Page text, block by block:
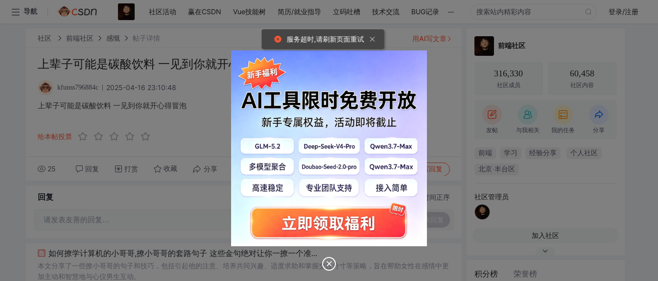
导航 社区活动 赢在CSDN Vue技能树 简历/就业指导 立码吐槽 技术交流 BUG记录 ... 登录/注册
社区 前端社区 感慨 帖子详情
上辈子可能是碳酸饮料 一见到你就开心得冒泡
kfunss796884c 2025-04-16 23:10:48
上辈子可能是碳酸饮料 一见到你就开心得冒泡
给本帖投票
25 回复 打赏 收藏 分享 转发到动态 举报 写回复
用AI写文章
回复 切换为时间正序
请发表友善的回复…
如何撩学计算机的小哥哥,撩小哥哥的套路句子 这些金句绝对让你一撩一个准...
本文分享了一些撩小哥哥的句子和技巧，包括引起他的注意、培养共同兴趣、适度求助和掌握交往分寸等策略，旨在帮助女性在感情中更
加主动和智慧地与心仪男生互动。
前端社区
316,330
社区成员
60,458
社区内容
发帖 与我相关 我的任务 分享
前端 学习 经验分享 个人社区
北京·丰台区
社区管理员
加入社区
积分榜 荣誉榜
服务超时,请刷新页面重试